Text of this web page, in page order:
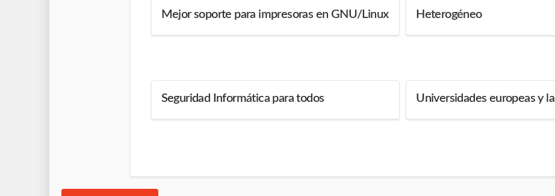
Mejor soporte para impresoras en GNU/Linux Heterogéneo
Seguridad Informática para todos Universidades europeas y